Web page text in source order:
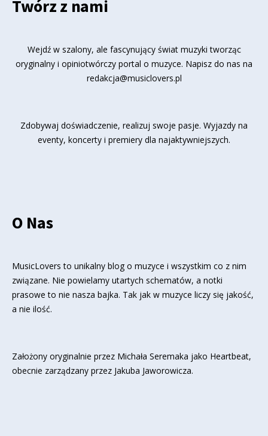
Twórz z nami
Wejdź w szalony, ale fascynujący świat muzyki tworząc
oryginalny i opiniotwórczy portal o muzyce. Napisz do nas na
redakcja@musiclovers.pl
Zdobywaj doświadczenie, realizuj swoje pasje. Wyjazdy na
eventy, koncerty i premiery dla najaktywniejszych.
O Nas
MusicLovers to unikalny blog o muzyce i wszystkim co z nim
związane. Nie powielamy utartych schematów, a notki
prasowe to nie nasza bajka. Tak jak w muzyce liczy się jakość,
a nie ilość.
Założony oryginalnie przez Michała Seremaka jako Heartbeat,
obecnie zarządzany przez Jakuba Jaworowicza.